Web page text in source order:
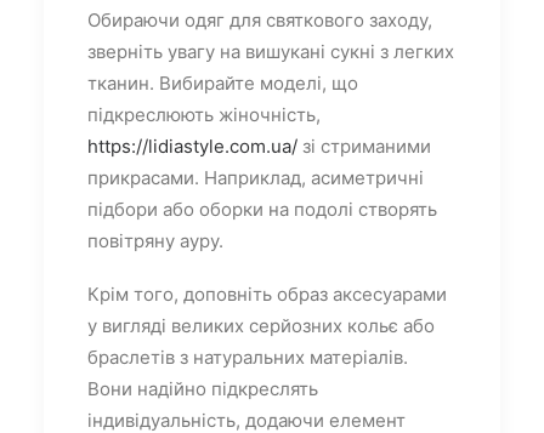
Обираючи одяг для святкового заходу,
зверніть увагу на вишукані сукні з легких
тканин. Вибирайте моделі, що
підкреслюють жіночність,
https://lidiastyle.com.ua/ зі стриманими
прикрасами. Наприклад, асиметричні
підбори або оборки на подолі створять
повітряну ауру.
Крім того, доповніть образ аксесуарами
у вигляді великих серйозних кольє або
браслетів з натуральних матеріалів.
Вони надійно підкреслять
індивідуальність, додаючи елемент